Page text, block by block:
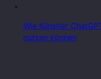
Wie Künstler
nutzen können